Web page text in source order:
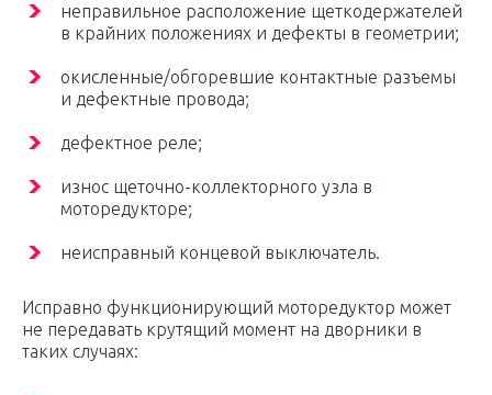
неправильное расположение щеткодержателей
в крайних положениях и дефекты в геометрии;
окисленные/обгоревшие контактные разъемы
и дефектные провода;
дефектное реле;
износ щеточно-коллекторного узла в
моторедукторе;
неисправный концевой выключатель.
Исправно функционирующий моторедуктор может
не передавать крутящий момент на дворники в
таких случаях: